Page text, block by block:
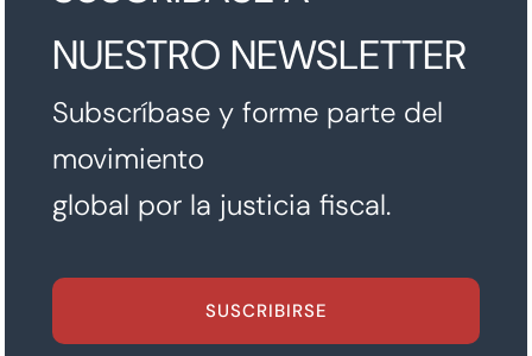
NUESTRO NEWSLETTER
Subscríbase y forme parte del
movimiento
global por la justicia fiscal.
SUSCRIBIRSE